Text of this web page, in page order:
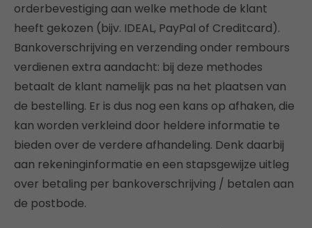
orderbevestiging aan welke methode de klant
heeft gekozen (bijv. IDEAL, PayPal of Creditcard).
Bankoverschrijving en verzending onder rembours
verdienen extra aandacht: bij deze methodes
betaalt de klant namelijk pas na het plaatsen van
de bestelling. Er is dus nog een kans op afhaken, die
kan worden verkleind door heldere informatie te
bieden over de verdere afhandeling. Denk daarbij
aan rekeninginformatie en een stapsgewijze uitleg
over betaling per bankoverschrijving / betalen aan
de postbode.